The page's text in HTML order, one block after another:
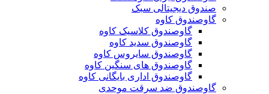
صندوق دیجیتالی سبک
گاوصندوق کاوه
گاوصندوق کلاسیک کاوه
گاوصندوق سدید کاوه
گاوصندوق سایروس کاوه
گاوصندوق های سنگین کاوه
گاوصندوق اداری بایگانی کاوه
گاوصندوق ضد سرقت موحدی